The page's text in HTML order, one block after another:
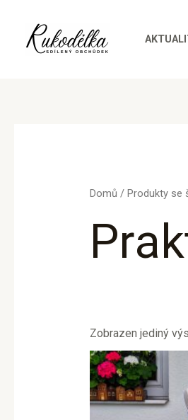
obsah
Domů / Produkty se
Zobrazen jediný